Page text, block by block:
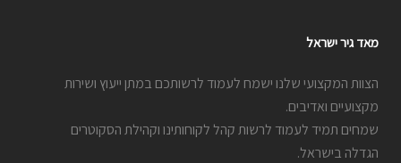
מאד גיר ישראל
הצוות המקצועי שלנו ישמח לעמוד לרשותכם במתן ייעוץ ושירות
מקצועיים ואדיבים.
שמחים תמיד לעמוד לרשות קהל לקוחותינו וקהילת הסקוטרים
הגדלה בישראל.